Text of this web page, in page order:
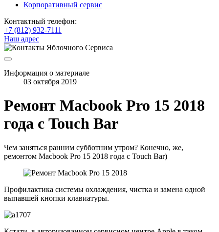
Корпоративный сервис
Контактный телефон:
+7 (812) 932-7111
Наш адрес
Информация о материале
03 октября 2019
Ремонт Macbook Pro 15 2018
года с Touch Bar
Чем заняться ранним субботним утром? Конечно, же,
ремонтом Macbook Pro 15 2018 года с Touch Bar)
Профилактика системы охлаждения, чистка и замена одной
выпавшей кнопки клавиатуры.